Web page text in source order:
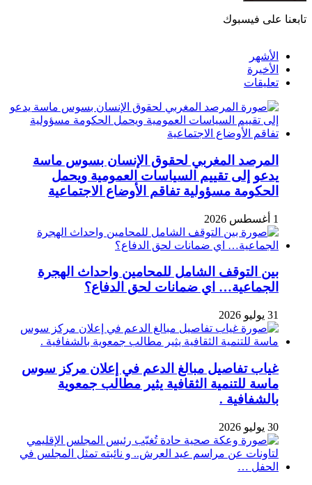
تابعنا على فيسبوك
الأشهر
الأخيرة
تعليقات
المرصد المغربي لحقوق الإنسان بسوس ماسة
يدعو إلى تقييم السياسات العمومية ويحمل
الحكومة مسؤولية تفاقم الأوضاع الاجتماعية
1 أغسطس 2026
بين التوقف الشامل للمحامين واحداث الهجرة
الجماعية… اي ضمانات لحق الدفاع؟
31 يوليو 2026
غياب تفاصيل مبالغ الدعم في إعلان مركز سوس
ماسة للتنمية الثقافية يثير مطالب جمعوية
بالشفافية .
30 يوليو 2026